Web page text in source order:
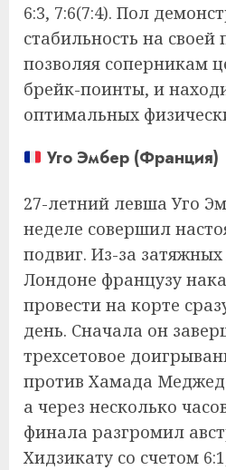
6:3, 7:6(7:4). Пол
стабильность на своей
позволяя соперникам
брейк-поинты, и
оптимальных
Уго Эмбер (Франция)
27-летний левша Уго
неделе совершил
подвиг. Из-за
Лондоне французу
провести на корте
день. Сначала он
трехсетовое
против Хамада
а через несколько
финала разгромил
Хидзикату со счетом